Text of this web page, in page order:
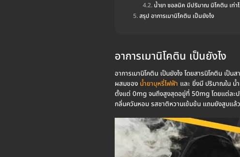
น้ำยา ซอลนิค มีปริมาณ นิโคติน เท่า
สรุป อาการเมานิโคติน เป็นยังไง
อาการเมานิโคติน เป็นยังไง
อาการเมานิโคติน เป็นยังไง โดยสารนิโคติน เป็
ผสมของ น้ำยาบุหรี่ไฟฟ้า และ ยิ่งมี ปริมาณใน น้
ตั้งแต่ 0mg จนถึงสูงสุดอยู่ที่ 50mg โดยแต่ละป
กลิ่นควันหอม รสชาติหวานเข้มข้น แถมยังสูบแล้ว